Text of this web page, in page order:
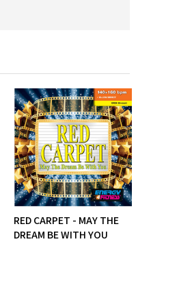
RED CARPET - MAY THE
DREAM BE WITH YOU